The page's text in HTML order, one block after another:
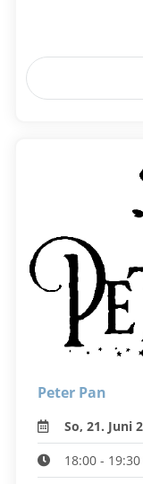
Peter Pan
So, 21. Juni
18:00 -